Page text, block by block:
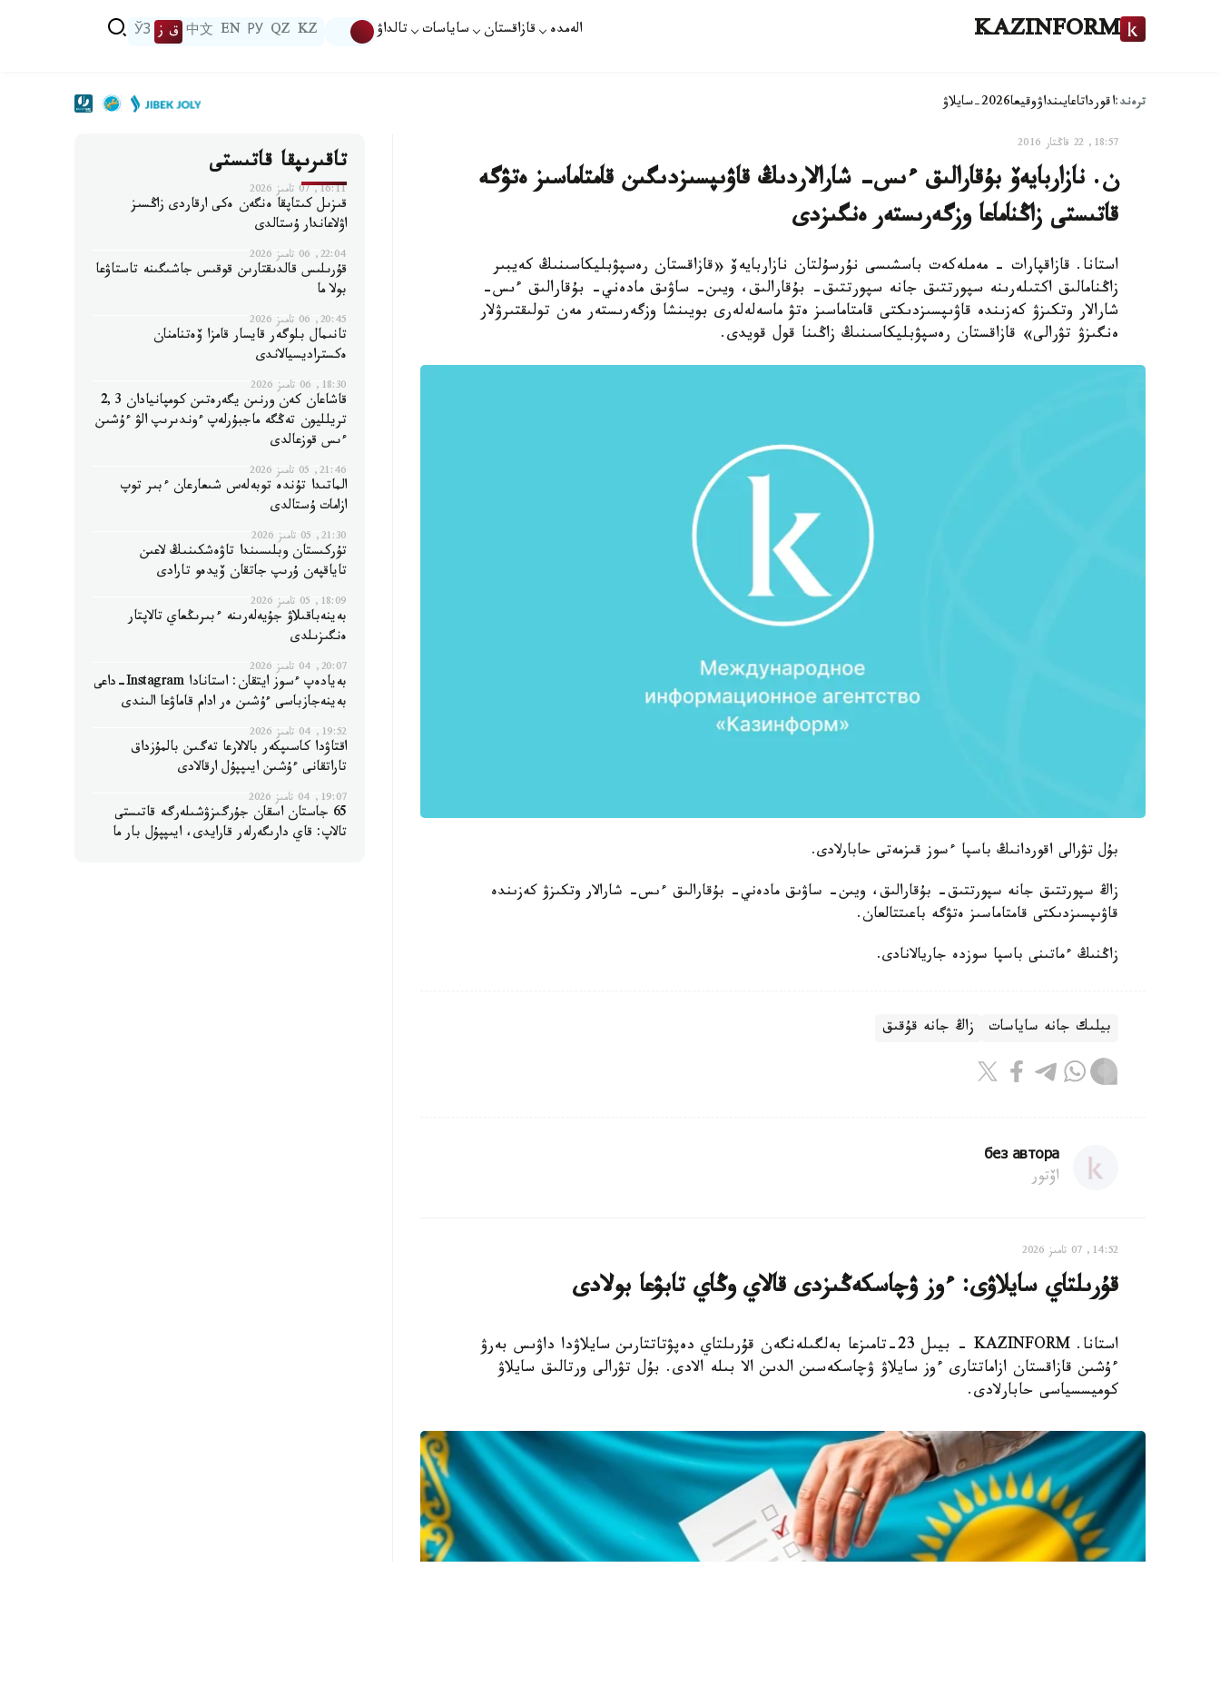
KAZINFORM الەمدە قازاقستان ساياسات تالداۋ KZ
QZ
РУ
EN
中文 ق ز ЎЗ
ترەند:اقورداتاعايىنداۋوقيعا2026-سايلاۋ
18:57, 22 قاڭتار 2016
ن. نازاربايەۆ بۇقارالىق ءىس- شارالاردىڭ قاۋىپسىزدىگىن قامتاماسىز ەتۋگە
قاتىستى زاڭناماعا وزگەرىستەر ەنگىزدى
استانا. قازاقپارات - مەملەكەت باسشىسى نۇرسۇلتان نازاربايەۆ «قازاقستان رەسپۋبليكاسىنىڭ كەيبىر
زاڭنامالىق اكتىلەرىنە سپورتتىق جانە سپورتتىق- بۇقارالىق، ويىن- ساۋىق مادەني- بۇقارالىق ءىس-
شارالار وتكىزۋ كەزىندە قاۋىپسىزدىكتى قامتاماسىز ەتۋ ماسەلەلەرى بويىنشا وزگەرىستەر مەن تولىقتىرۋلار
ەنگىزۋ تۋرالى» قازاقستان رەسپۋبليكاسىنىڭ زاڭىنا قول قويدى.
بۇل تۋرالى اقوردانىڭ باسپا ءسوز قىزمەتى حابارلادى.
زاڭ سپورتتىق جانە سپورتتىق- بۇقارالىق، ويىن- ساۋىق مادەني- بۇقارالىق ءىس- شارالار وتكىزۋ كەزىندە
قاۋىپسىزدىكتى قامتاماسىز ەتۋگە باعىتتالعان.
زاڭنىڭ ءماتىنى باسپا سوزدە جاريالانادى.
بيلىك جانە ساياسات زاڭ جانە قۇقىق
без автора
اۆتور
14:52, 07 تامىز 2026
قۇرىلتاي سايلاۋى: ءوز ۋچاسكەڭىزدى قالاي وڭاي تابۋعا بولادى
استانا. KAZINFORM - بيىل 23-تامىزعا بەلگىلەنگەن قۇرىلتاي دەپۋتاتتارىن سايلاۋدا داۋىس بەرۋ
ءۇشىن قازاقستان ازاماتتارى ءوز سايلاۋ ۋچاسكەسىن الدىن الا بىلە الادى. بۇل تۋرالى ورتالىق سايلاۋ
كوميسسياسى حابارلادى.
تاقىرىپقا قاتىستى
16:11, 07 تامىز 2026
قىزىل كىتاپقا ەنگەن ەكى ارقاردى زاڭسىز
اۋلاعاندار ۇستالدى
22:04, 06 تامىز 2026
قۇرىلىس قالدىقتارىن قوقىس جاشىگىنە تاستاۋعا
بولا ما
20:45, 06 تامىز 2026
تانىمال بلوگەر قايسار قامزا ۆەتنامنان
ەكستراديسيالاندى
18:30, 06 تامىز 2026
قاشاعان كەن ورنىن يگەرەتىن كومپانيادان 2,3
تريلليون تەڭگە ماجبۇرلەپ ءوندىرىپ الۋ ءۇشىن
ءىس قوزعالدى
21:46, 05 تامىز 2026
الماتىدا تۇندە توبەلەس شىعارعان ءبىر توپ
ازامات ۇستالدى
21:30, 05 تامىز 2026
تۇركىستان وبلىسىندا تاۋەشكىنىڭ لاعىن
تاياقپەن ۇرىپ جاتقان ۆيدەو تارادى
18:09, 05 تامىز 2026
بەينەباقىلاۋ جۇيەلەرىنە ءبىرىڭعاي تالاپتار
ەنگىزىلدى
20:07, 04 تامىز 2026
بەيادەپ ءسوز ايتقان: استانادا Instagram-داعى
بەينەجازباسى ءۇشىن ەر ادام قاماۋعا الىندى
19:52, 04 تامىز 2026
اقتاۋدا كاسىپكەر بالالارعا تەگىن بالمۇزداق
تاراتقانى ءۇشىن ايىپپۇل ارقالادى
19:07, 04 تامىز 2026
65 جاستان اسقان جۇرگىزۋشىلەرگە قاتىستى
تالاپ: قاي دارىگەرلەر قارايدى، ايىپپۇل بار ما